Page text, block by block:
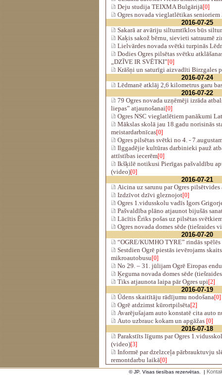
Deju studija TEIXMA Bulgārijā[0]
Ogres novada vieglatlētikas
2016-07-25
Sakarā ar avāriju siltumtīklos būs
Kaķis sakož bērnu, sievieti satraumē
Lielvārdes novada svētki turpinās
Dodies Ogres pilsētas svētku
„DZĪVE IR SVĒTKI”[0]
Krāšņi un saturīgi aizvadīti Birzgales
2016-07-24
Lēdmanē atklāj 2,6 kilometrus garu
2016-07-22
79 Ogres novada uzņēmēji izrāda
liepas” atjaunošanai[0]
Ogres NSC vieglatlētiem panākumi
Mākslas skolā jau 18.gadu norisinās
meistardarbnīcas[0]
Ogres pilsētas svētki no 4. -
Ilggadējie kultūras darbinieki pauž
attīstības iecerēm[0]
Ikšķilē notikusi Pierīgas pašvaldību
(video)[0]
2016-07-21
Aicina uz sarunu par Ogres
Izdzīvot dzīvi gleznojot[0]
Ogres 1.vidusskolu vadīs Igors
Pašvaldība plāno atjaunot bijušās
Lācītis Ēriks pošas uz pilsētas
Ogres novada domes sēde (tiešraides
2016-07-20
“OGRE/KUMHO TYRE” rindās spēlēs
Sestdien Ogrē piestās ievērojams
mikroautobusu[0]
No 29. – 31. jūlijam Ogrē Eiropas
Ķeguma novada domes sēde
Tiks atjaunota laipa pār Ogres upi[2]
2016-07-19
Ūdens skaitītāju rādījumu nodošana[0]
Ogrē atdzimst kūrortpilsēta[2]
Avarējušajam auto konstatē cita auto
Auto uzbrauc kokam un apgāžas [0]
2016-07-18
Parakstīts līgums par Ogres
(video)[3]
Informē par dzelzceļa pārbrauktuvju
remontdarbu laikā[0]
© JP. Visas tiesības rezervētas. |